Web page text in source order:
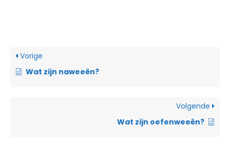
Vorige
Wat zijn naweeën?
Volgende
Wat zijn oefenweeën?